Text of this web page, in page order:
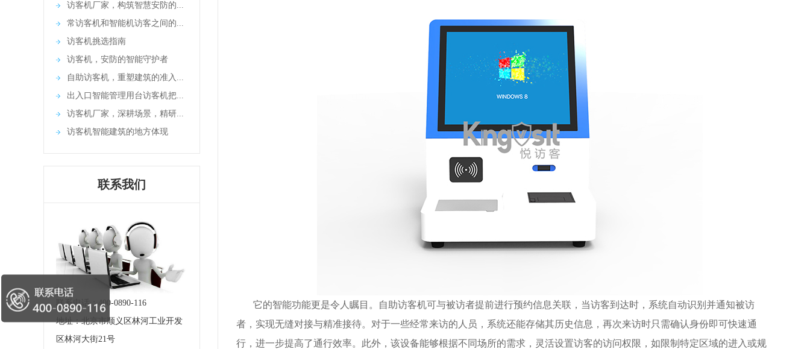
访客机厂家，构筑智慧安防的...
常访客机和智能机访客之间的...
访客机挑选指南
访客机，安防的智能守护者
自助访客机，重塑建筑的准入...
出入口智能管理用台访客机把...
访客机厂家，深耕场景，精研...
访客机智能建筑的地方体现
联系我们
联系电话：400-0890-116
地址：北京市顺义区林河工业开发
区林河大街21号
它的智能功能更是令人瞩目。自助访客机可与被访者提前进行预约信息关联，当访客到达时，系统自动识别并通知被访
者，实现无缝对接与精准接待。对于一些经常来访的人员，系统还能存储其历史信息，再次来访时只需确认身份即可快速通
行，进一步提高了通行效率。此外，该设备能够根据不同场所的需求，灵活设置访客的访问权限，如限制特定区域的进入或规